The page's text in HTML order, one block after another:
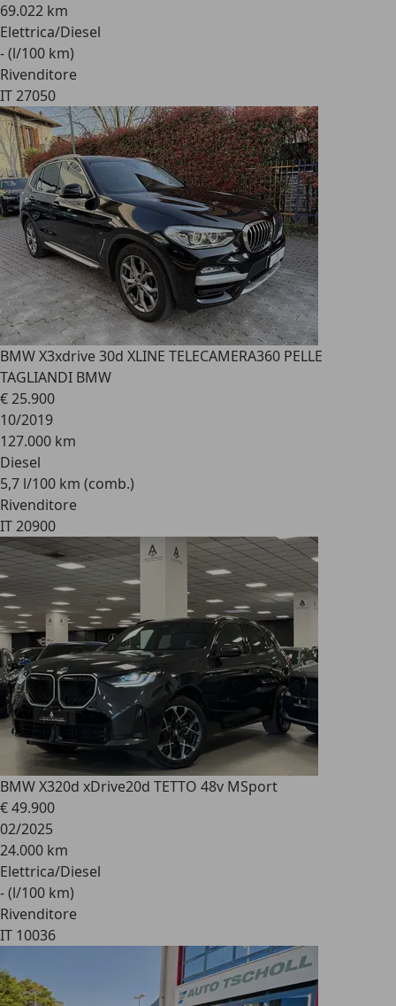
69.022 km
Elettrica/Diesel
- (l/100 km)
Rivenditore
IT 27050
BMW X3xdrive 30d XLINE TELECAMERA360 PELLE
TAGLIANDI BMW
€ 25.900
10/2019
127.000 km
Diesel
5,7 l/100 km (comb.)
Rivenditore
IT 20900
BMW X320d xDrive20d TETTO 48v MSport
€ 49.900
02/2025
24.000 km
Elettrica/Diesel
- (l/100 km)
Rivenditore
IT 10036